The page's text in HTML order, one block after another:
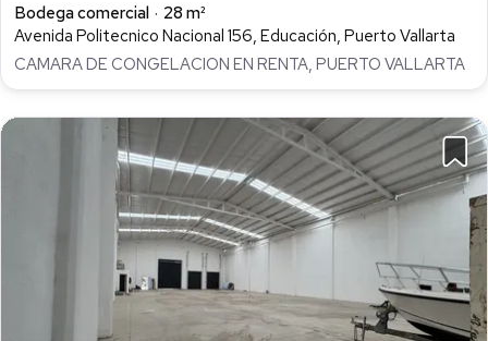
Bodega comercial
28 m²
Avenida Politecnico Nacional 156, Educación, Puerto Vallarta
CAMARA DE CONGELACION EN RENTA, PUERTO VALLARTA